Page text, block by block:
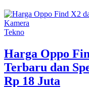
Tekno
Harga Oppo
Terbaru dan
Rp 18 Juta